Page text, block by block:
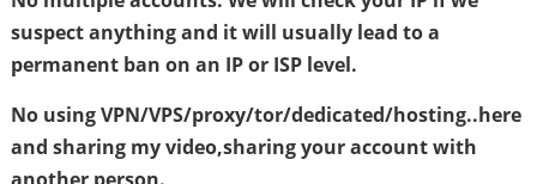
suspect anything and it will usually lead to a
permanent ban on an IP or ISP level.
No using VPN/VPS/proxy/tor/dedicated/hosting..here
and sharing my video,sharing your account with